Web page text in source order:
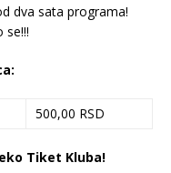
dva sata programa!
se!!!
500,00 RSD
Tiket Kluba!